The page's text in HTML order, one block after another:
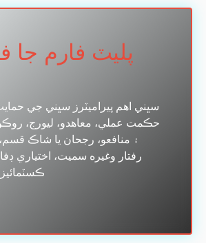
پليٽ فارم جا
سڀني اهم پيراميٽرز سڀني جي
حڪمت عملي، معاهدو، ليورج،
۽ منافعو، رجحان يا شاڪ
رفتار وغيره سميت، اختياري